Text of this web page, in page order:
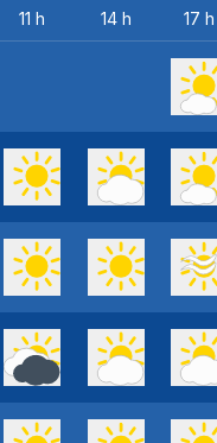
11 h 14 h 17 h